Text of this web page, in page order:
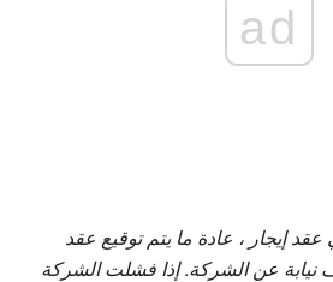
ad
إيجار ، عادة ما يتم توقيع عقد
نيابة عن الشركة. إذا فشلت الشركة